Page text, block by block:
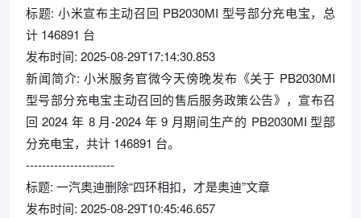
标题: 小米宣布主动召回 PB2030MI 型号部分充电宝，总
计 146891 台
发布时间: 2025-08-29T17:14:30.853
新闻简介: 小米服务官微今天傍晚发布《关于 PB2030MI
型号部分充电宝主动召回的售后服务政策公告》，宣布召
回 2024 年 8 月-2024 年 9 月期间生产的 PB2030MI 型部
分充电宝，共计 146891 台。
----------------------
标题: 一汽奥迪删除“四环相扣，才是奥迪”文章
发布时间: 2025-08-29T10:45:46.657